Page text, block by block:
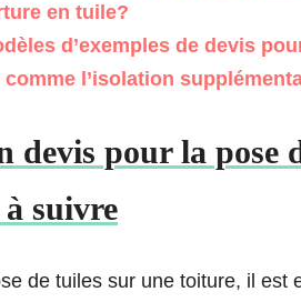
en tuile?
d’exemples de devis
l’isolation
devis pour la pose
à suivre
de tuiles sur une toiture, il est